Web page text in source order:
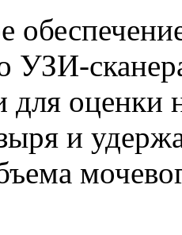
УЗИ-
для оценки
и